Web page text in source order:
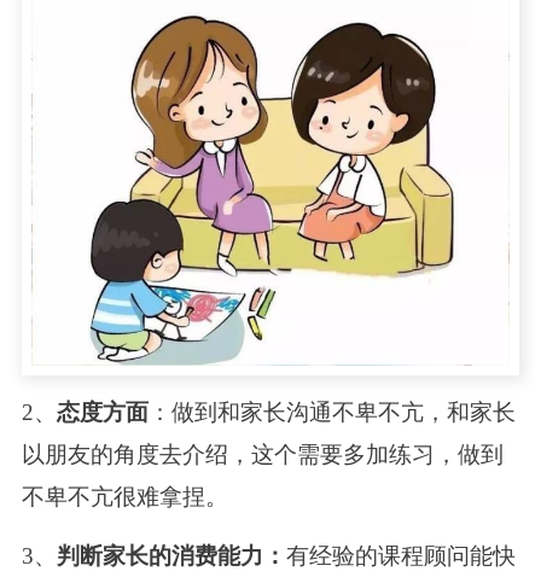
2、 态度方面：做到和家长沟通不卑不亢，和家长
以朋友的角度去介绍，这个需要多加练习，做到
不卑不亢很难拿捏。
3、 判断家长的消费能力： 有经验的课程顾问能快